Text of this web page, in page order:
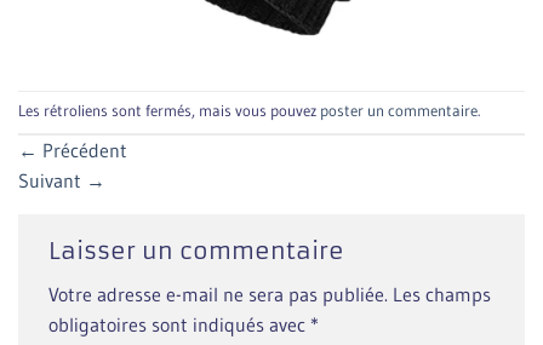
Les rétroliens sont fermés, mais vous pouvez poster un commentaire.
← Précédent
Suivant →
Laisser un commentaire
Votre adresse e-mail ne sera pas publiée. Les champs
obligatoires sont indiqués avec *